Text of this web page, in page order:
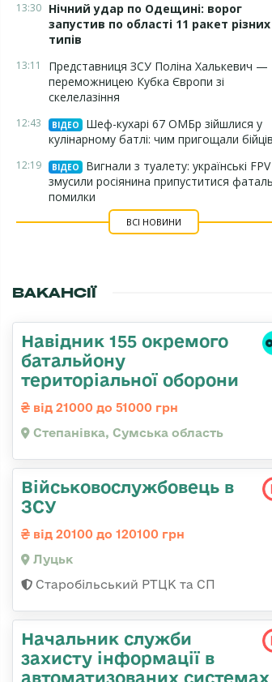
13:30 Нічний удар по Одещині: ворог
запустив по області 11 ракет різних
типів
13:11
Представниця ЗСУ Поліна Халькевич —
переможницею Кубка Європи зі
скелелазіння
12:43 ВІДЕО
Шеф-кухарі 67 ОМБр зійшлися у
кулінарному батлі: чим пригощали бійців
12:19 ВІДЕО
Вигнали з туалету: українські FPV
змусили росіянина припуститися
помилки
ВСІ НОВИНИ
ВАКАНСІЇ
Навідник 155 окремого
батальйону
територіальної оборони
від 21000 до 51000 грн
Степанівка, Сумська область
Військовослужбовець в
ЗСУ
від 20100 до 120100 грн
Луцьк
Старобільський РТЦК та СП
Начальник служби
захисту інформації в
автоматизованих системах